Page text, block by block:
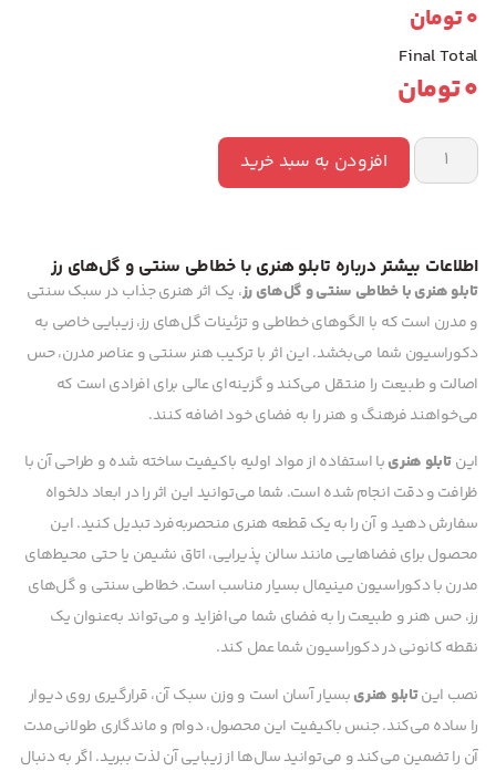
0تومان
Final Total
0تومان
افزودن به سبد خرید
اطلاعات بیشتر درباره تابلو هنری با خطاطی سنتی و گل‌های رز
تابلو هنری با خطاطی سنتی و گل‌های رز، یک اثر هنری جذاب در سبک سنتی
و مدرن است که با الگوهای خطاطی و تزئینات گل‌های رز، زیبایی خاصی به
دکوراسیون شما می‌بخشد. این اثر با ترکیب هنر سنتی و عناصر مدرن، حس
اصالت و طبیعت را منتقل می‌کند و گزینه‌ای عالی برای افرادی است که
می‌خواهند فرهنگ و هنر را به فضای خود اضافه کنند.
اینتابلو هنریبا استفاده از مواد اولیه باکیفیت ساخته شده و طراحی آن با
ظرافت و دقت انجام شده است. شما می‌توانید این اثر را در ابعاد دلخواه
سفارش دهید و آن را به یک قطعه هنری منحصربه‌فرد تبدیل کنید. این
محصول برای فضاهایی مانند سالن پذیرایی، اتاق نشیمن یا حتی محیط‌های
مدرن با دکوراسیون مینیمال بسیار مناسب است. خطاطی سنتی و گل‌های
رز، حس هنر و طبیعت را به فضای شما می‌افزاید و می‌تواند به‌عنوان یک
نقطه کانونی در دکوراسیون شما عمل کند.
نصب اینتابلو هنریبسیار آسان است و وزن سبک آن، قرارگیری روی دیوار
را ساده می‌کند. جنس باکیفیت این محصول، دوام و ماندگاری طولانی‌مدت
آن را تضمین می‌کند و می‌توانید سال‌ها از زیبایی آن لذت ببرید. اگر به دنبال